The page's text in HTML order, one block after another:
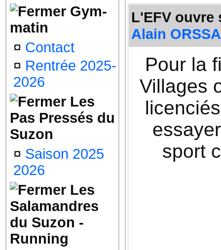
Gym-
matin
¤ Contact
¤ Rentrée 2025-
2026
Les
Pas Pressés du
Suzon
¤ Saison 2025
2026
Les
Salamandres
du Suzon -
Running
L'EFV ouvre
Alain
Pour la
Villages
sport